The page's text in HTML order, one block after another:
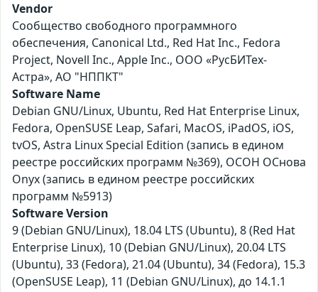
Vendor
Сообщество свободного программного
обеспечения, Canonical Ltd., Red Hat Inc., Fedora
Project, Novell Inc., Apple Inc., ООО «РусБИТех-
Астра», АО "НППКТ"
Software Name
Debian GNU/Linux, Ubuntu, Red Hat Enterprise Linux,
Fedora, OpenSUSE Leap, Safari, MacOS, iPadOS, iOS,
tvOS, Astra Linux Special Edition (запись в едином
реестре российских программ №369), ОСОН ОСнова
Оnyx (запись в едином реестре российских
программ №5913)
Software Version
9 (Debian GNU/Linux), 18.04 LTS (Ubuntu), 8 (Red Hat
Enterprise Linux), 10 (Debian GNU/Linux), 20.04 LTS
(Ubuntu), 33 (Fedora), 21.04 (Ubuntu), 34 (Fedora), 15.3
(OpenSUSE Leap), 11 (Debian GNU/Linux), до 14.1.1